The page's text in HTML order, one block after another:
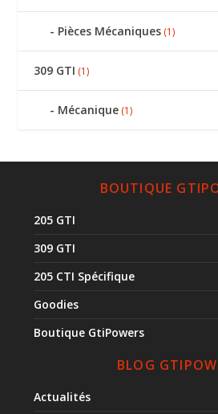
Pièces Mécaniques (1)
309 GTI (1)
Mécanique (1)
BOUTIQUE
205 GTI
309 GTI
205 CTI Spécifique
Goodies
Boutique GtiPowers
BLOG
Actualités